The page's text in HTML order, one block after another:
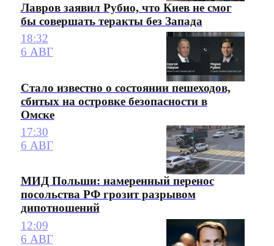
Лавров заявил Рубио, что Киев не смог
бы совершать теракты без Запада
18:32
6 АВГ
Стало известно о состоянии пешеходов,
сбитых на островке безопасности в
Омске
17:30
6 АВГ
МИД Польши: намеренный перенос
посольства РФ грозит разрывом
дипотношений
12:09
6 АВГ